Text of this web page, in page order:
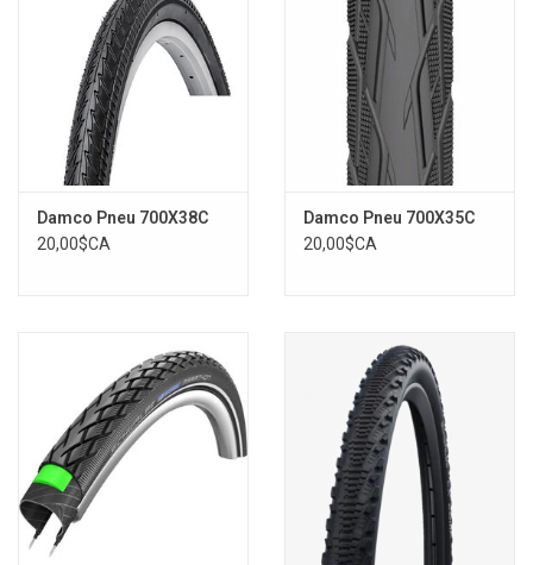
Damco Pneu 700X38C
20,00$CA
Damco Pneu 700X35C
20,00$CA